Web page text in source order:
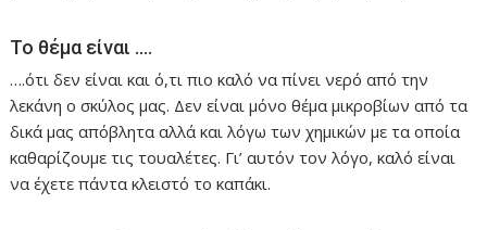
Το θέμα είναι ….
….ότι δεν είναι και ό,τι πιο καλό να πίνει νερό από την
λεκάνη ο σκύλος μας. Δεν είναι μόνο θέμα μικροβίων από τα
δικά μας απόβλητα αλλά και λόγω των χημικών με τα οποία
καθαρίζουμε τις τουαλέτες. Γι’ αυτόν τον λόγο, καλό είναι
να έχετε πάντα κλειστό το καπάκι.